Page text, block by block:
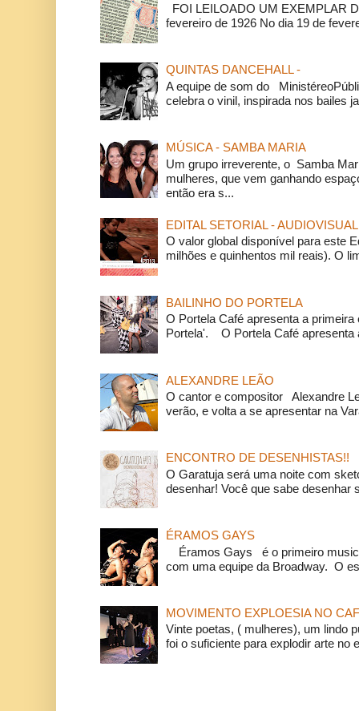
FOI LEILOADO UM EXEMPLAR
fevereiro de 1926 No dia 19 de
QUINTAS DANCEHALL -
A equipe de som do
celebra o vinil, inspirada nos bailes
MÚSICA - SAMBA MARIA
Um grupo irreverente, o Samba
mulheres, que vem ganhando
então era s...
EDITAL SETORIAL - AUDIOVISUAL
O valor global disponível para este
milhões e quinhentos mil reais). O
BAILINHO DO PORTELA
O Portela Café apresenta a
Portela'. O Portela Café apresenta
ALEXANDRE LEÃO
O cantor e compositor Alexandre
verão, e volta a se apresentar na
ENCONTRO DE DESENHISTAS!!
O Garatuja será uma noite com
desenhar! Você que sabe desenhar
ÉRAMOS GAYS
Éramos Gays é o primeiro
com uma equipe da Broadway. O
MOVIMENTO EXPLOESIA NO
Vinte poetas, ( mulheres), um lindo
foi o suficiente para explodir arte no